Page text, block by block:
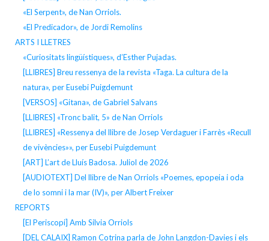
«El Serpent», de Nan Orriols.
«El Predicador», de Jordi Remolins
ARTS I LLETRES
«Curiositats lingüístiques», d’Esther Pujadas.
[LLIBRES] Breu ressenya de la revista «Taga. La cultura de la
natura», per Eusebi Puigdemunt
[VERSOS] «Gitana», de Gabriel Salvans
[LLIBRES] «Tronc balit, 5» de Nan Orriols
[LLIBRES] «Ressenya del llibre de Josep Verdaguer i Farrès «Recull
de vivències»», per Eusebi Puigdemunt
[ART] L’art de Lluís Badosa. Juliol de 2026
[AUDIOTEXT] Del llibre de Nan Orriols «Poemes, epopeia i oda
de lo somni i la mar (IV)», per Albert Freixer
REPORTS
[El Periscopi] Amb Silvia Orriols
[DEL CALAIX] Ramon Cotrina parla de John Langdon-Davies i els